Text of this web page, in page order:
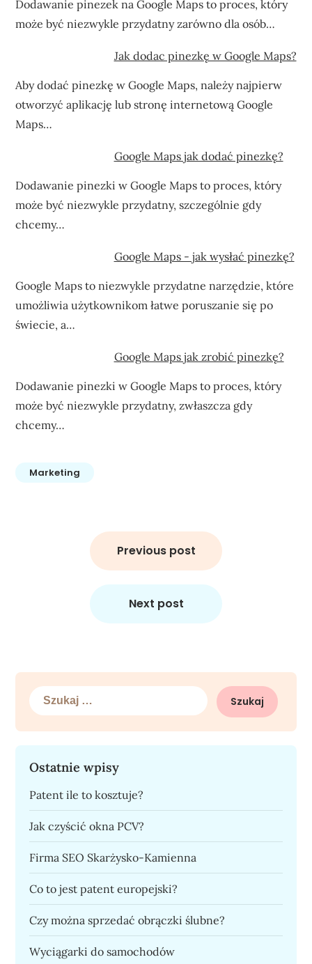
Dodawanie pinezek na Google Maps to proces, który
może być niezwykle przydatny zarówno dla osób…
Jak dodac pinezkę w Google Maps?
Aby dodać pinezkę w Google Maps, należy najpierw
otworzyć aplikację lub stronę internetową Google
Maps…
Google Maps jak dodać pinezkę?
Dodawanie pinezki w Google Maps to proces, który
może być niezwykle przydatny, szczególnie gdy
chcemy…
Google Maps - jak wysłać pinezkę?
Google Maps to niezwykle przydatne narzędzie, które
umożliwia użytkownikom łatwe poruszanie się po
świecie, a…
Google Maps jak zrobić pinezkę?
Dodawanie pinezki w Google Maps to proces, który
może być niezwykle przydatny, zwłaszcza gdy
chcemy…
Marketing
Previous post
Next post
Szukaj:
Ostatnie wpisy
Patent ile to kosztuje?
Jak czyścić okna PCV?
Firma SEO Skarżysko-Kamienna
Co to jest patent europejski?
Czy można sprzedać obrączki ślubne?
Wyciągarki do samochodów